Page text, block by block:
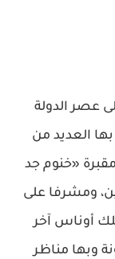
عصر الدولة
العديد من
«خنوم جد
ومشرفا على
أوناس آخر
وبها مناظر